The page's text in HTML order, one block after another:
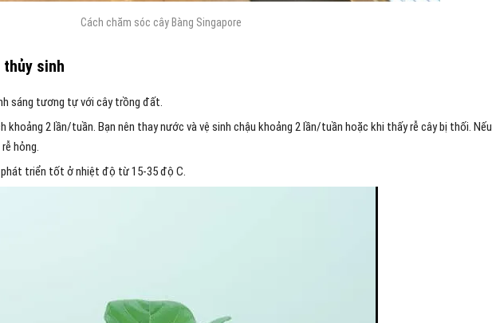
Cách chăm sóc cây Bàng Singapore
thủy sinh
sáng tương tự với cây trồng đất.
khoảng 2 lần/tuần. Bạn nên thay nước và vệ sinh chậu khoảng 2 lần/tuần hoặc khi thấy rễ cây bị thối. Nếu
hỏng.
triển tốt ở nhiệt độ từ 15-35 độ C.